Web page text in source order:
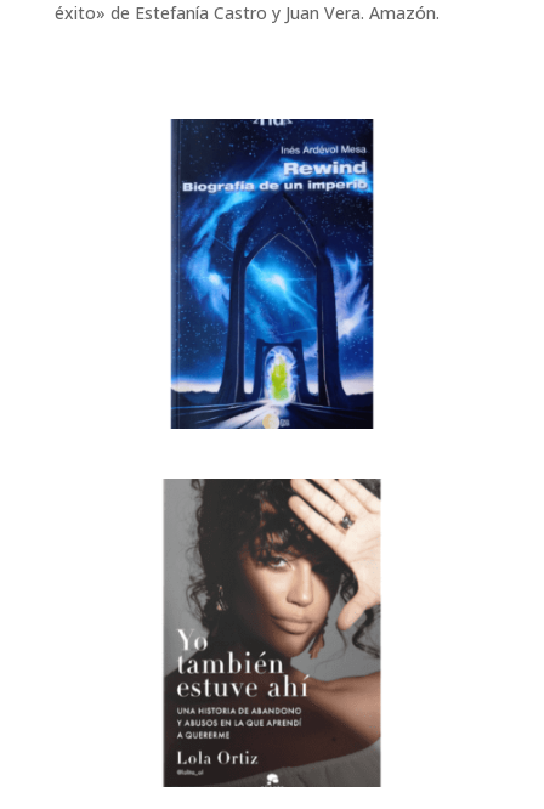
éxito» de Estefanía Castro y Juan Vera. Amazón.